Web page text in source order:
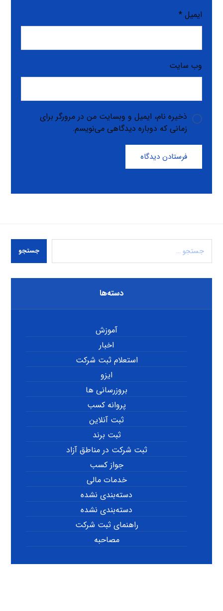
ایمیل*
وب‌ سایت
ذخیره نام، ایمیل و وبسایت من در مرورگر برای
زمانی که دوباره دیدگاهی می‌نویسم.
فرستادن دیدگاه
جستجو
دسته‌ها
آموزش
اخبار
استعلام ثبت شرکت
ایزو
بروزرسانی ها
پروانه کسب
ثبت آنلاین
ثبت برند
ثبت شرکت در مناطق آزاد
جواز کسب
خدمات مالی
دسته‌بندی نشده
دسته‌بندی نشده
راهنمای ثبت شرکت
مصاحبه